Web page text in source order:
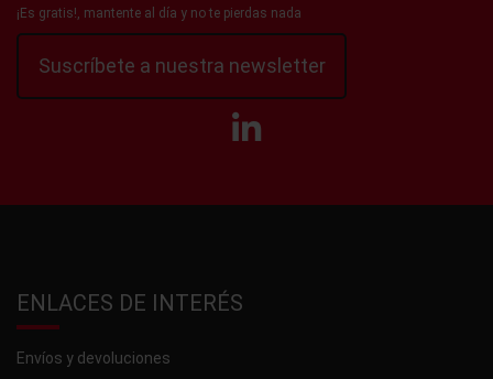
¡Es gratis!, mantente al día y no te pierdas nada
Suscríbete a nuestra newsletter
ENLACES DE INTERÉS
Envíos y devoluciones